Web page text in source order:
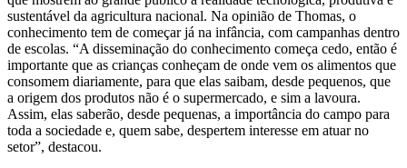
sustentável da agricultura nacional. Na opinião de Thomas, o
conhecimento tem de começar já na infância, com campanhas dentro
de escolas. “A disseminação do conhecimento começa cedo, então é
importante que as crianças conheçam de onde vem os alimentos que
consomem diariamente, para que elas saibam, desde pequenos, que
a origem dos produtos não é o supermercado, e sim a lavoura.
Assim, elas saberão, desde pequenas, a importância do campo para
toda a sociedade e, quem sabe, despertem interesse em atuar no
setor”, destacou.